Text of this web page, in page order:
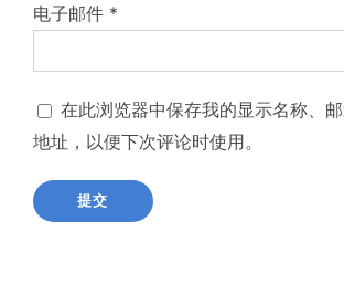
电子邮件 *
在此浏览器中保存我的显示名称、
地址，以便下次评论时使用。